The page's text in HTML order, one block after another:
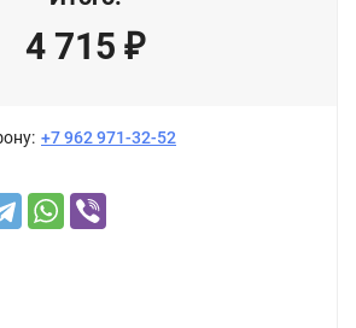
4 715 ₽
+7 962 971-32-52